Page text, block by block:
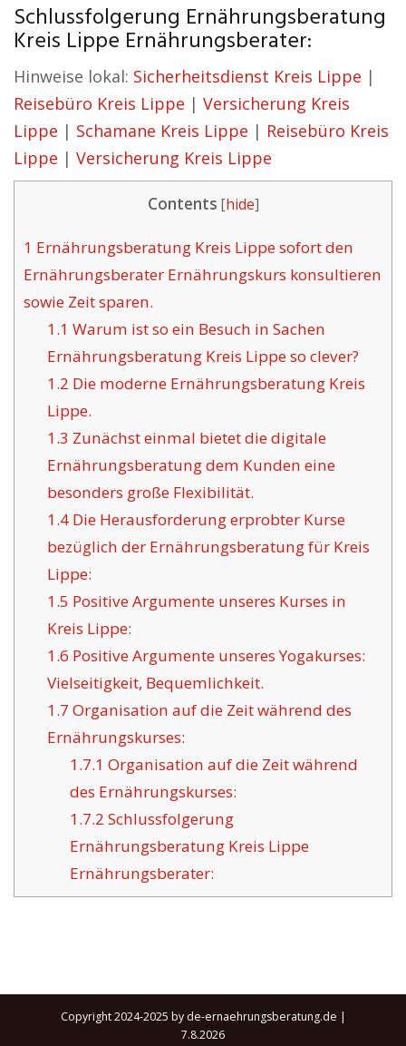
Schlussfolgerung Ernährungsberatung
Kreis Lippe Ernährungsberater:
Hinweise lokal: Sicherheitsdienst Kreis Lippe |
Reisebüro Kreis Lippe | Versicherung Kreis
Lippe | Schamane Kreis Lippe | Reisebüro Kreis
Lippe | Versicherung Kreis Lippe
Contents [hide]
1 Ernährungsberatung Kreis Lippe sofort den
Ernährungsberater Ernährungskurs konsultieren
sowie Zeit sparen.
1.1 Warum ist so ein Besuch in Sachen
Ernährungsberatung Kreis Lippe so clever?
1.2 Die moderne Ernährungsberatung Kreis
Lippe.
1.3 Zunächst einmal bietet die digitale
Ernährungsberatung dem Kunden eine
besonders große Flexibilität.
1.4Die Herausforderung erprobter Kurse
bezüglich der Ernährungsberatung für Kreis
Lippe:
1.5 Positive Argumente unseres Kurses in
Kreis Lippe:
1.6 Positive Argumente unseres Yogakurses:
Vielseitigkeit, Bequemlichkeit.
1.7 Organisation auf die Zeit während des
Ernährungskurses:
1.7.1 Organisation auf die Zeit während
des Ernährungskurses:
1.7.2 Schlussfolgerung
Ernährungsberatung Kreis Lippe
Ernährungsberater:
Copyright 2024-2025 by de-ernaehrungsberatung.de |
7.8.2026